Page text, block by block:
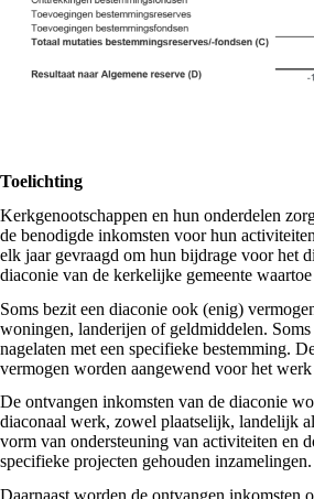
Toelichting
Kerkgenootschappen en hun onderdelen
de benodigde inkomsten voor hun
elk jaar gevraagd om hun bijdrage voor het
diaconie van de kerkelijke gemeente
Soms bezit een diaconie ook (enig)
woningen, landerijen of geldmiddelen.
nagelaten met een specifieke bestemming.
vermogen worden aangewend voor het
De ontvangen inkomsten van de diaconie
diaconaal werk, zowel plaatselijk, landelijk
vorm van ondersteuning van activiteiten en
specifieke projecten gehouden inzamelingen.